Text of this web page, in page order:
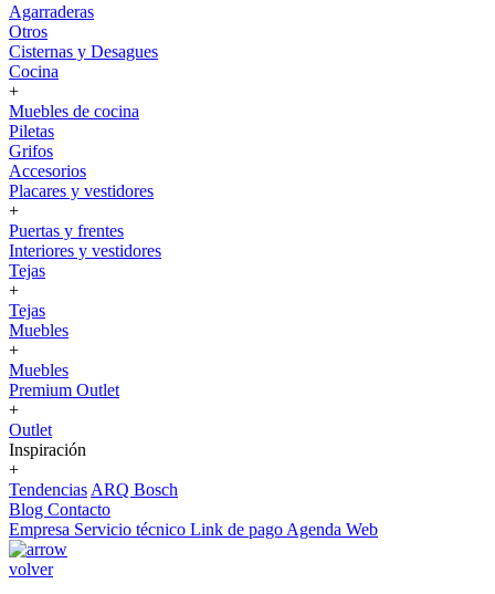
Agarraderas
Otros
Cisternas y Desagues
Cocina
+
Muebles de cocina
Piletas
Grifos
Accesorios
Placares y vestidores
+
Puertas y frentes
Interiores y vestidores
Tejas
+
Tejas
Muebles
+
Muebles
Premium Outlet
+
Outlet
Inspiración
+
Tendencias ARQ Bosch
Blog Contacto
Empresa Servicio técnico Link de pago Agenda Web
volver